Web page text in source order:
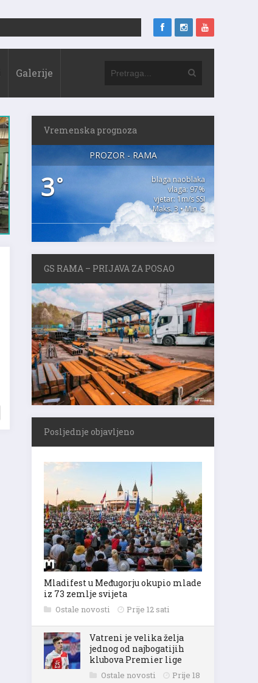
Galerije
Vremenska prognoza
PROZOR - RAMA
3°
blaga naoblaka
vlaga: 97%
vjetar: 1m/s SSI
Maks. 3 • Min. 3
GS RAMA – PRIJAVA ZA POSAO
Posljednje objavljeno
Mladifest u Međugorju okupio mlade
iz 73 zemlje svijeta
Ostale novosti Prije 12 sati
Vatreni je velika želja
jednog od najbogatijih
klubova Premier lige
Ostale novosti
Prije 18